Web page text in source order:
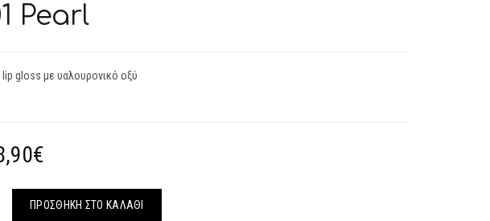
Pearl
lip gloss με υαλουρονικό οξύ
ΠΡΟΣΘΉΚΗ ΣΤΟ ΚΑΛΆΘΙ